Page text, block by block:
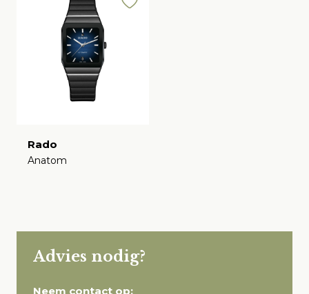
Rado
Anatom
Advies nodig?
Neem contact op: